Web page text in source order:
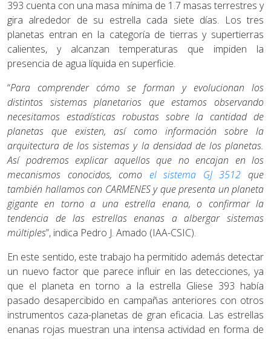
393 cuenta con una masa mínima de 1.7 masas terrestres y
gira alrededor de su estrella cada siete días. Los tres
planetas entran en la categoría de tierras y supertierras
calientes, y alcanzan temperaturas que impiden la
presencia de agua líquida en superficie.
“Para comprender cómo se forman y evolucionan los
distintos sistemas planetarios que estamos observando
necesitamos estadísticas robustas sobre la cantidad de
planetas que existen, así como información sobre la
arquitectura de los sistemas y la densidad de los planetas.
Así podremos explicar aquellos que no encajan en los
mecanismos conocidos, como el sistema GJ 3512 que
también hallamos con CARMENES y que presenta un planeta
gigante en torno a una estrella enana, o confirmar la
tendencia de las estrellas enanas a albergar sistemas
múltiples”, indica Pedro J. Amado (IAA-CSIC).
En este sentido, este trabajo ha permitido además detectar
un nuevo factor que parece influir en las detecciones, ya
que el planeta en torno a la estrella Gliese 393 había
pasado desapercibido en campañas anteriores con otros
instrumentos caza-planetas de gran eficacia. Las estrellas
enanas rojas muestran una intensa actividad en forma de